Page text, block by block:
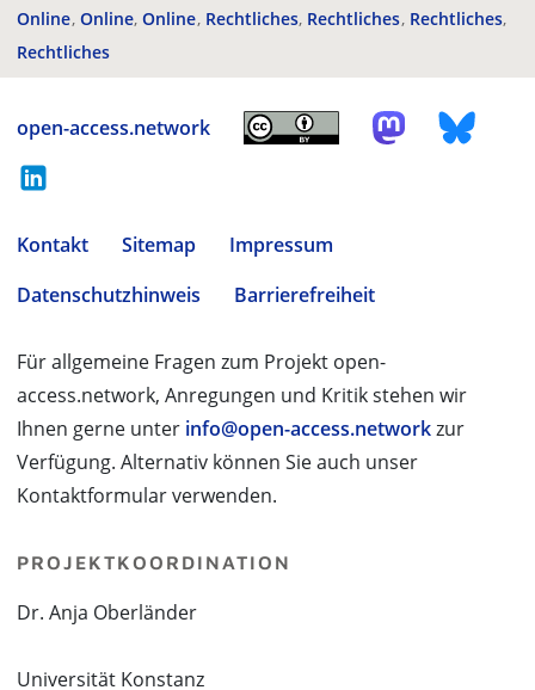
Online Online Online Rechtliches Rechtliches Rechtliches
Rechtliches
open-access.network
Kontakt Sitemap
Impressum
Datenschutzhinweis
Barrierefreiheit
Für allgemeine Fragen zum Projekt open-
access.network, Anregungen und Kritik stehen wir
Ihnen gerne unter info@open-access.networkzur
Verfügung. Alternativ können Sie auch unser
Kontaktformular verwenden.
PROJEKTKOORDINATION
Dr. Anja Oberländer
Universität Konstanz